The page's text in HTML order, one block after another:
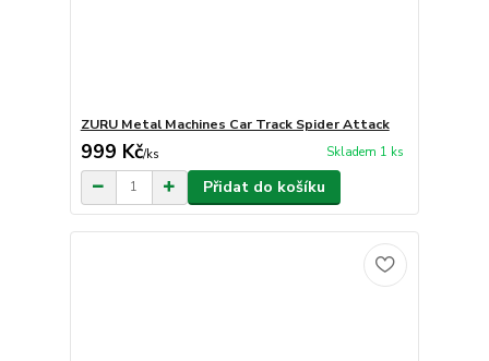
ZURU Metal Machines Car Track Spider Attack
999 Kč/ks Skladem 1 ks
Přidat do košíku